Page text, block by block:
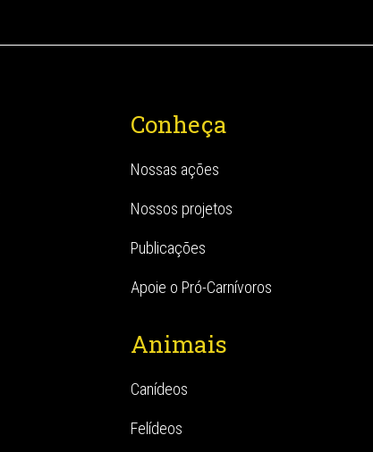
Conheça
Nossas ações
Nossos projetos
Publicações
Apoie o Pró-Carnívoros
Animais
Canídeos
Felídeos